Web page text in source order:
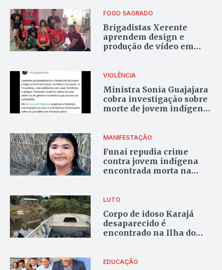
FOGO SAGRADO
Brigadistas Xerente
aprendem design e
produção de vídeo em
VIOLÊNCIA
Ministra Sonia Guajajara
cobra investigação sobre
morte de jovem indígena
MANIFESTAÇÃO
Funai repudia crime
contra jovem indígena
encontrada morta na
LUTO
Corpo de idoso Karajá
desaparecido é
encontrado na Ilha do
EDUCAÇÃO